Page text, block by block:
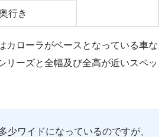
行き
カローラがベースとなっている車な
リーズと全幅及び全高が近いスペッ
少ワイドになっているのですが、